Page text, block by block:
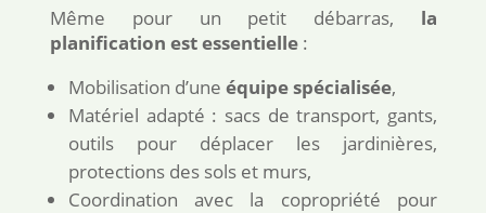
Même pour un petit débarras, la
planification est essentielle:
Mobilisation d’une équipe spécialisée,
Matériel adapté : sacs de transport, gants,
outils pour déplacer les jardinières,
protections des sols et murs,
Coordination avec la copropriété pour